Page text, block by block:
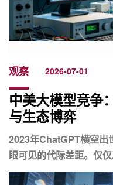
观察 2026-07-01
中美大模型竞争
与生态博弈
2023年ChatGPT横空出
眼可见的代际差距。仅